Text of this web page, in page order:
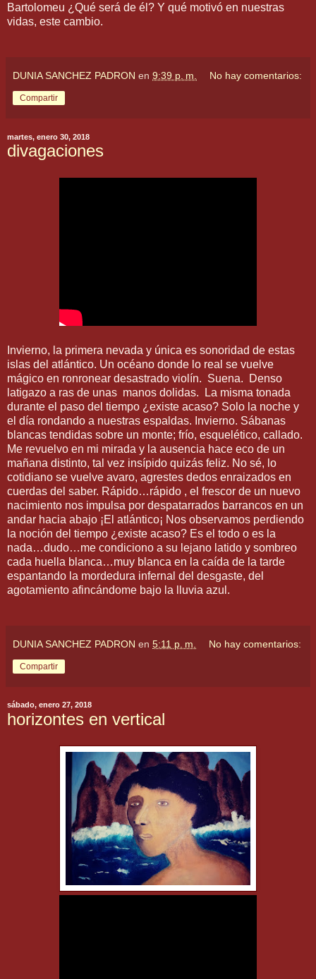
Bartolomeu ¿Qué será de él? Y qué motivó en nuestras
vidas, este cambio.
DUNIA SANCHEZ PADRON en 9:39 p. m. No hay comentarios:
Compartir
martes, enero 30, 2018
divagaciones
Invierno, la primera nevada y única es sonoridad de estas
islas del atlántico. Un océano donde lo real se vuelve
mágico en ronronear desastrado violín. Suena.
Denso
latigazo a ras de unas manos dolidas.
La misma tonada
durante el paso del tiempo ¿existe acaso? Solo la noche y
el día rondando a nuestras espaldas. Invierno. Sábanas
blancas tendidas sobre un monte; frío, esquelético, callado.
Me revuelvo en mi mirada y la ausencia hace eco de un
mañana distinto, tal vez insípido quizás feliz. No sé, lo
cotidiano se vuelve avaro, agrestes dedos enraizados en
cuerdas del saber. Rápido…rápido , el frescor de un nuevo
nacimiento nos impulsa por despatarrados barrancos en un
andar hacia abajo ¡El atlántico¡ Nos observamos perdiendo
la noción del tiempo ¿existe acaso? Es el todo o es la
nada…dudo…me condiciono a su lejano latido y sombreo
cada huella blanca…muy blanca en la caída de la tarde
espantando la mordedura infernal del desgaste, del
agotamiento afincándome bajo la lluvia azul.
DUNIA SANCHEZ PADRON en 5:11 p. m. No hay comentarios:
Compartir
sábado, enero 27, 2018
horizontes en vertical